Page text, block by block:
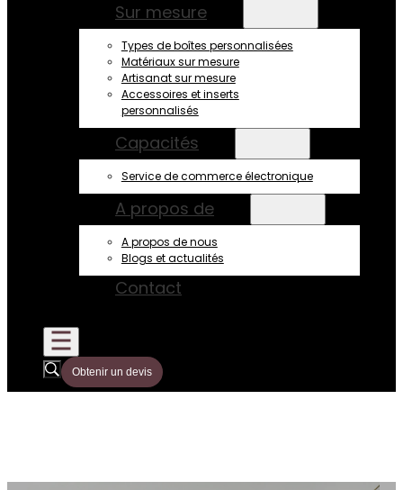
Sur mesure
Types de boîtes personnalisées
Matériaux sur mesure
Artisanat sur mesure
Accessoires et inserts
personnalisés
Capacités
Service de commerce électronique
A propos de
A propos de nous
Blogs et actualités
Contact
Obtenir un devis